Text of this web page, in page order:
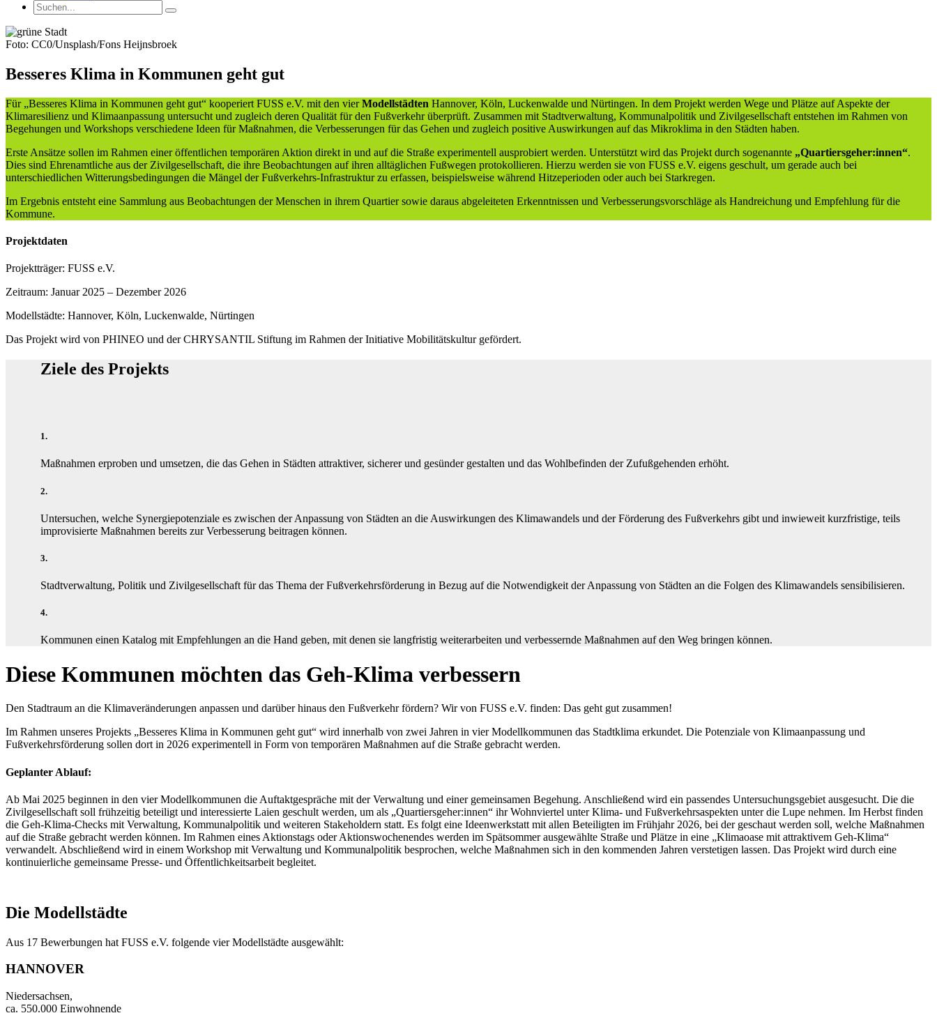
Foto: CC0/Unsplash/Fons Heijnsbroek
Besseres Klima in Kommunen geht gut
Für „Besseres Klima in Kommunen geht gut“ kooperiert FUSS e.V. mit den vierModellstädten Hannover, Köln, Luckenwalde und Nürtingen. In dem Projekt werden Wege und Plätze auf Aspekte der
Klimaresilienz und Klimaanpassung untersucht und zugleich deren Qualität für den Fußverkehr überprüft. Zusammen mit Stadtverwaltung, Kommunalpolitik und Zivilgesellschaft entstehen im Rahmen von
Begehungen und Workshops verschiedene Ideen für Maßnahmen, die Verbesserungen für das Gehen und zugleich positive Auswirkungen auf das Mikroklima in den Städten haben.
Erste Ansätze sollen im Rahmen einer öffentlichen temporären Aktion direkt in und auf die Straße experimentell ausprobiert werden. Unterstützt wird das Projekt durch sogenannte „Quartiersgeher:innen“.
Dies sind Ehrenamtliche aus der Zivilgesellschaft, die ihre Beobachtungen auf ihren alltäglichen Fußwegen protokollieren. Hierzu werden sie von FUSS e.V. eigens geschult, um gerade auch bei
unterschiedlichen Witterungsbedingungen die Mängel der Fußverkehrs-Infrastruktur zu erfassen, beispielsweise während Hitzeperioden oder auch bei Starkregen.
Im Ergebnis entsteht eine Sammlung aus Beobachtungen der Menschen in ihrem Quartier sowie daraus abgeleiteten Erkenntnissen und Verbesserungsvorschläge als Handreichung und Empfehlung für die
Kommune.
Projektdaten
Projektträger: FUSS e.V.
Zeitraum: Januar 2025 – Dezember 2026
Modellstädte: Hannover, Köln, Luckenwalde, Nürtingen
Das Projekt wird von PHINEO und der CHRYSANTIL Stiftung im Rahmen der Initiative Mobilitätskultur gefördert.
Ziele des Projekts
1.
Maßnahmen erproben und umsetzen, die das Gehen in Städten attraktiver, sicherer und gesünder gestalten und das Wohlbefinden der Zufußgehenden erhöht.
2.
Untersuchen, welche Synergiepotenziale es zwischen der Anpassung von Städten an die Auswirkungen des Klimawandels und der Förderung des Fußverkehrs gibt und inwieweit kurzfristige, teils
improvisierte Maßnahmen bereits zur Verbesserung beitragen können.
3.
Stadtverwaltung, Politik und Zivilgesellschaft für das Thema der Fußverkehrsförderung in Bezug auf die Notwendigkeit der Anpassung von Städten an die Folgen des Klimawandels sensibilisieren.
4.
Kommunen einen Katalog mit Empfehlungen an die Hand geben, mit denen sie langfristig weiterarbeiten und verbessernde Maßnahmen auf den Weg bringen können.
Diese Kommunen möchten das Geh-Klima verbessern
Den Stadtraum an die Klimaveränderungen anpassen und darüber hinaus den Fußverkehr fördern? Wir von FUSS e.V. finden: Das geht gut zusammen!
Im Rahmen unseres Projekts „Besseres Klima in Kommunen geht gut“ wird innerhalb von zwei Jahren in vier Modellkommunen das Stadtklima erkundet. Die Potenziale von Klimaanpassung und
Fußverkehrsförderung sollen dort in 2026 experimentell in Form von temporären Maßnahmen auf die Straße gebracht werden.
Geplanter Ablauf:
Ab Mai 2025 beginnen in den vier Modellkommunen die Auftaktgespräche mit der Verwaltung und einer gemeinsamen Begehung. Anschließend wird ein passendes Untersuchungsgebiet ausgesucht. Die die
Zivilgesellschaft soll frühzeitig beteiligt und interessierte Laien geschult werden, um als „Quartiersgeher:innen“ ihr Wohnviertel unter Klima- und Fußverkehrsaspekten unter die Lupe nehmen. Im Herbst finden
die Geh-Klima-Checks mit Verwaltung, Kommunalpolitik und weiteren Stakeholdern statt. Es folgt eine Ideenwerkstatt mit allen Beteiligten im Frühjahr 2026, bei der geschaut werden soll, welche Maßnahmen
auf die Straße gebracht werden können. Im Rahmen eines Aktionstags oder Aktionswochenendes werden im Spätsommer ausgewählte Straße und Plätze in eine „Klimaoase mit attraktivem Geh-Klima“
verwandelt. Abschließend wird in einem Workshop mit Verwaltung und Kommunalpolitik besprochen, welche Maßnahmen sich in den kommenden Jahren verstetigen lassen. Das Projekt wird durch eine
kontinuierliche gemeinsame Presse- und Öffentlichkeitsarbeit begleitet.
Die Modellstädte
Aus 17 Bewerbungen hat FUSS e.V. folgende vier Modellstädte ausgewählt:
HANNOVER
Niedersachsen,
ca. 550.000 Einwohnende